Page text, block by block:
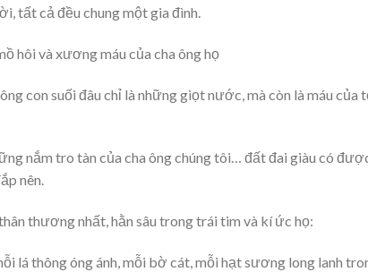
tất cả đều chung một gia đình.
hôi và xương máu của cha ông họ
con suối đâu chỉ là những giọt nước, mà còn là máu của
nắm tro tàn của cha ông chúng tôi… đất đai giàu có
nên.
thương nhất, hằn sâu trong trái tim và kí ức họ:
lá thông óng ánh, mỗi bờ cát, mỗi hạt sương long lanh